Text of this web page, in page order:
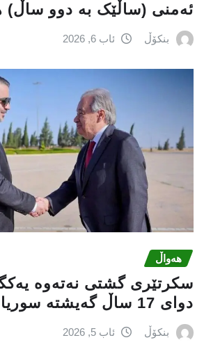
ئەمنی (ساڵێک بە دوو ساڵ)
بنکۆڵ ئاب 6, 2026
هەواڵ
سكرتێری گشتی نەتەوە
دوای 17 ساڵ گەیشتە سوریا
بنکۆڵ ئاب 5, 2026